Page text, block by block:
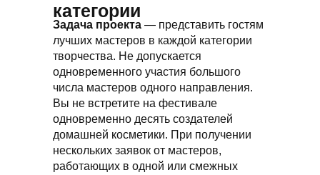
категории
Задача проекта — представить гостям
лучших мастеров в каждой категории
творчества. Не допускается
одновременного участия большого
числа мастеров одного направления.
Вы не встретите на фестивале
одновременно десять создателей
домашней косметики. При получении
нескольких заявок от мастеров,
работающих в одной или смежных